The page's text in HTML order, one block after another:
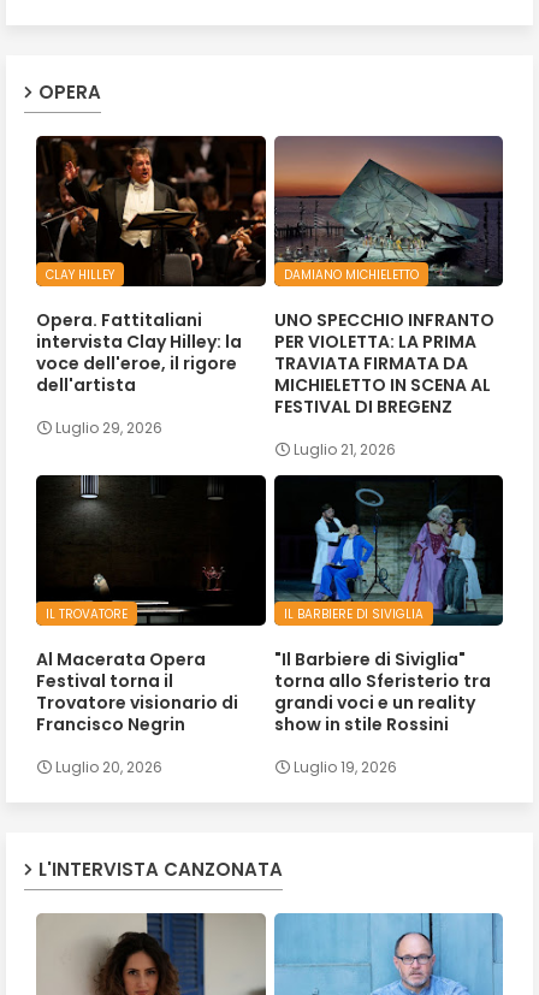
OPERA
CLAY HILLEY
Opera. Fattitaliani
intervista Clay Hilley: la
voce dell'eroe, il rigore
dell'artista
Luglio 29, 2026
DAMIANO MICHIELETTO
UNO SPECCHIO INFRANTO
PER VIOLETTA: LA PRIMA
TRAVIATA FIRMATA DA
MICHIELETTO IN SCENA AL
FESTIVAL DI BREGENZ
Luglio 21, 2026
IL TROVATORE
Al Macerata Opera
Festival torna il
Trovatore visionario di
Francisco Negrin
Luglio 20, 2026
IL BARBIERE DI SIVIGLIA
"Il Barbiere di Siviglia"
torna allo Sferisterio tra
grandi voci e un reality
show in stile Rossini
Luglio 19, 2026
L'INTERVISTA CANZONATA